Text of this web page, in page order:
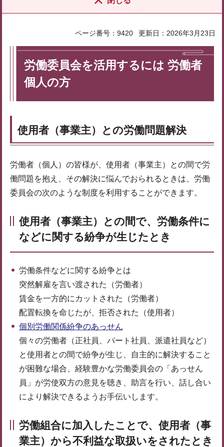
ページ番号：9420 更新日：2026年3月23日
労働委員会を活用するには 労働者
個人の方
使用者（事業主）との労働問題解決
労働者（個人）の皆様が、使用者（事業主）との間で労
働問題を抱え、その解決に悩んでおられるときは、労働
委員会の次のような制度を利用することができます。
使用者（事業主）との間で、労働条件に
などに関する紛争が生じたとき
労働条件などに関する紛争とは
突然解雇を言い渡された（労働者）
賃金を一方的にカットされた（労働者）
配置転換を命じたが、拒否された（使用者）
個別労働関係紛争のあっせん
個々の労働者（正社員、パート社員、派遣社員など）
と使用者との間で紛争が生じ、自主的に解決すること
が困難な場合、経験豊かな労働委員会の「あっせん
員」が労使双方の意見を聴き、助言を行い、話し合い
により解決できるようお手伝いします。
労働組合に加入したことで、使用者（事
業主）から不利益な取扱いをされたとき